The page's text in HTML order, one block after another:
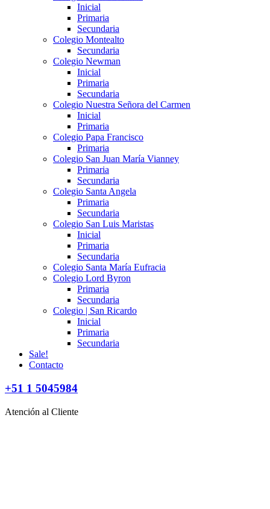
Inicial
Primaria
Secundaria
Colegio Montealto
Secundaria
Colegio Newman
Inicial
Primaria
Secundaria
Colegio Nuestra Señora del Carmen
Inicial
Primaria
Colegio Papa Francisco
Primaria
Colegio San Juan María Vianney
Primaria
Secundaria
Colegio Santa Angela
Primaria
Secundaria
Colegio San Luis Maristas
Inicial
Primaria
Secundaria
Colegio Santa María Eufracia
Colegio Lord Byron
Primaria
Secundaria
Colegio | San Ricardo
Inicial
Primaria
Secundaria
Sale!
Contacto
+51 1 5045984
Atención al Cliente